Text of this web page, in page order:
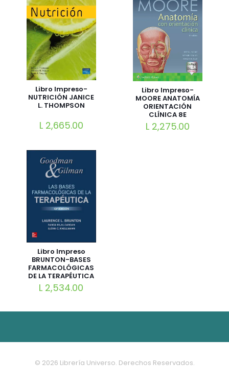
Libro Impreso-
NUTRICIÓN JANICE
L. THOMPSON
L2,665.00
Libro Impreso-
MOORE ANATOMÍA
ORIENTACIÓN
CLÍNICA 8E
L 2,275.00
Libro Impreso
BRUNTON-BASES
FARMACOLÓGICAS
DE LA TERAPÉUTICA
13ed
L 2,534.00
© 2026 Librería Universo. Derechos Reservados.